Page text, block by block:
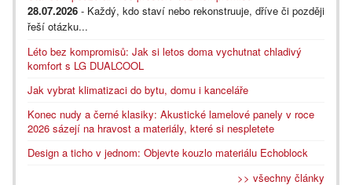
28.07.2026 - Každý, kdo staví nebo rekonstruuje, dříve či později
řeší otázku...
Léto bez kompromisů: Jak si letos doma vychutnat chladivý
komfort s LG DUALCOOL
Jak vybrat klimatizaci do bytu, domu i kanceláře
Konec nudy a černé klasiky: Akustické lamelové panely v roce
2026 sázejí na hravost a materiály, které si nespletete
Design a ticho v jednom: Objevte kouzlo materiálu Echoblock
>> všechny články